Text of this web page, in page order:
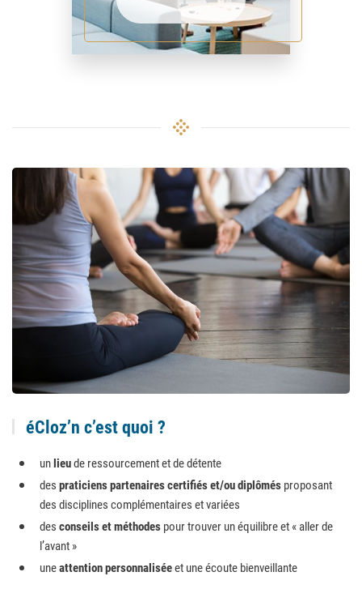
éCloz’n c’est quoi ?
unlieude ressourcement et de détente
des praticiens partenaires certifiés et/ou diplômés proposant
des disciplines complémentaires et variées
des conseils et méthodes pour trouver un équilibre et « aller de
l’avant »
uneattention personnaliséeet une écoute bienveillante